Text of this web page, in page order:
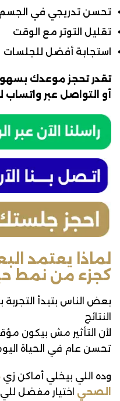
تحسن تدريجي في الجسم
تقليل التوتر مع الوقت
استجابة أفضل للجلسات
تقدر تحجز موعدك
أو التواصل عبر
لماذا يعتمد
كجزء من نمط
بعض الناس بتبدأ
النتائج
لأن التأثير مش بيكون
تحسن عام في الحياة
وده اللي بيخلي أماكن زي
الصحي اختيار مفضل